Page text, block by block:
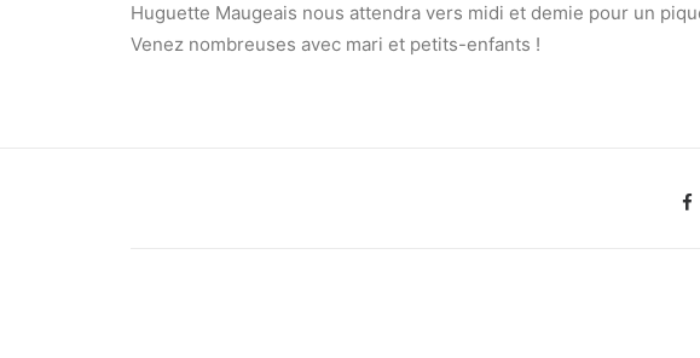
Huguette Maugeais nous attendra vers midi et demie pour un
Venez nombreuses avec mari et petits-enfants !